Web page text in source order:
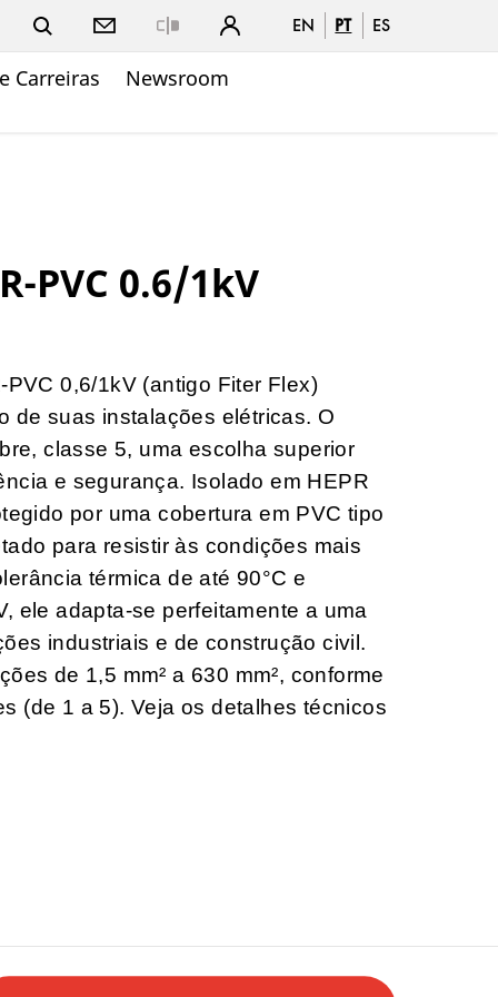
EN PT ES
Carreiras
Newsroom
PVC 0.6/1kV
0,6/1kV (antigo Fiter Flex)
de suas instalações elétricas. O
classe 5, uma escolha superior
e segurança. Isolado em HEPR
por uma cobertura em PVC tipo
para resistir às condições mais
térmica de até 90°C e
ele adapta-se perfeitamente a uma
industriais e de construção civil.
de 1,5 mm² a 630 mm², conforme
(de 1 a 5). Veja os detalhes técnicos